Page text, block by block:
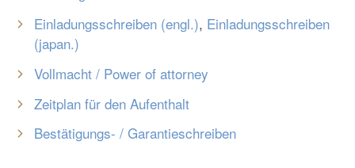
Einladungsschreiben (engl.), Einladungsschreiben
(japan.)
Vollmacht / Power of attorney
Zeitplan für den Aufenthalt
Bestätigungs- / Garantieschreiben